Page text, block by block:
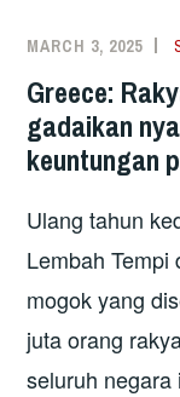
MARCH 3, 2025
Greece:
gadaikan
keuntungan
Ulang tahun
Lembah Tempi
mogok yang
juta orang
seluruh negara